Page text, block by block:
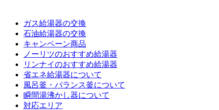
ガス給湯器の交換
石油給湯器の交換
キャンペーン商品
ノーリツのおすすめ給湯器
リンナイのおすすめ給湯器
省エネ給湯器について
風呂釜・バランス釜について
瞬間湯沸かし器について
対応エリア